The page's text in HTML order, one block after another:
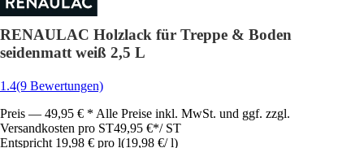
RENAULAC Holzlack für Treppe & Boden
seidenmatt weiß 2,5 L
1.4(9 Bewertungen)
Preis — 49,95 € * Alle Preise inkl. MwSt. und ggf. zzgl.
Versandkosten pro ST49,95 €*/ ST
Entspricht 19,98 € pro l(19,98 €/ l)